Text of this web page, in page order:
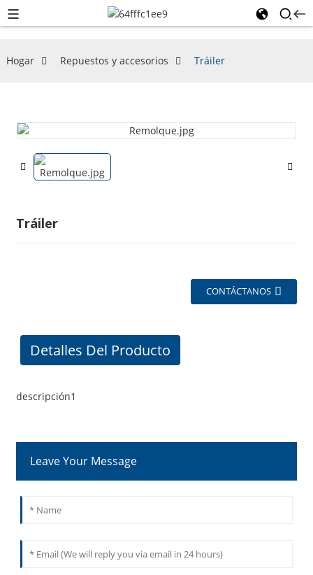
Hogar Repuestos y accesorios Tráiler
Tráiler
CONTÁCTANOS
Detalles Del Producto
descripción1
Leave Your Message